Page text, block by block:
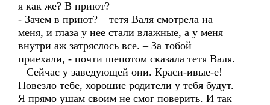
я как же? В приют?
- Зачем в приют? – тетя Валя смотрела на
меня, и глаза у нее стали влажные, а у меня
внутри аж затряслось все. – За тобой
приехали, - почти шепотом сказала тетя Валя.
– Сейчас у заведующей они. Краси-ивые-е!
Повезло тебе, хорошие родители у тебя будут.
Я прямо ушам своим не смог поверить. И так